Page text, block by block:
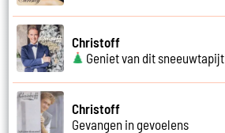
Christoff
Geniet van dit sneeuwtapijt
Christoff
Gevangen in gevoelens